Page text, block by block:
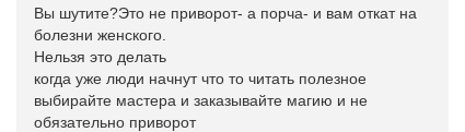
Вы шутите?Это не приворот- а порча- и вам откат на
болезни женского.
Нельзя это делать
когда уже люди начнут что то читать полезное
выбирайте мастера и заказывайте магию и не
обязательно приворот